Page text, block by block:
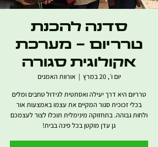
סדנה להכנת
טרריום - מערכת
אקולוגית סגורה
יום ו׳, 20 במרץ
  |
אורוות האמנים
טרריום היא דרך יעילה ואסתטית לגידול טחבים ומלים
בכלי זכוכית סגור המקיים את עצמו באמצעות אור
ולחות גבוהה. בתחזוקה מינימלית תוכלו לצור לעצמכם
גן עדן מוקטן בכל פינה בבית!